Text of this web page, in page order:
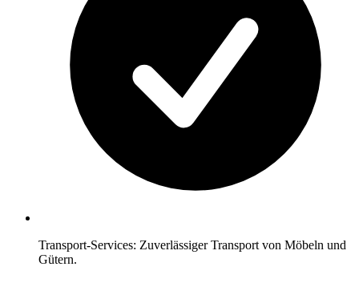
Transport-Services: Zuverlässiger Transport von Möbeln und
Gütern.